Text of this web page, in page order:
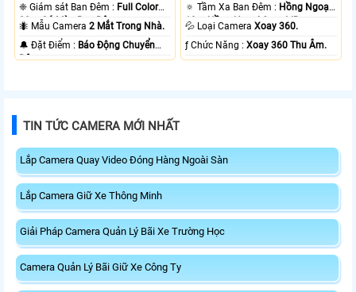
❈ Giám sát Ban Đêm : Full Color
20m Có Màu Ban Ðêm.
🐜 Mẫu Camera2 Mắt Trong Nhà.
️🔔 Đặt Điểm : Báo Động Chuyển
Động.
🔅 Tầm Xa Ban Đêm : Hồng Ngoại
10m Hồng Ngoại Smart IR.
💦 Loại CameraXoay 360.
️ƒ Chức Năng :Xoay 360 Thu Âm.
TIN TỨC CAMERA MỚI NHẤT
Lắp Camera Quay Video Đóng Hàng Ngoài Sàn
Lắp Camera Giữ Xe Thông Minh
Giải Pháp Camera Quản Lý Bãi Xe Trường Học
Camera Quản Lý Bãi Giữ Xe Công Ty